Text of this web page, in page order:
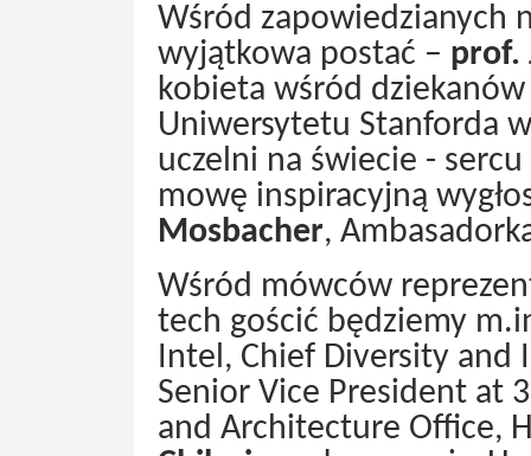
Wśród zapowiedzianych
wyjątkowa postać – prof.
kobieta wśród
Uniwersytetu Stanforda
uczelni na świecie -
mowę inspiracyjną
Mosbacher,
Wśród mówców
tech gościć będziemy
Intel, Chief Diversity and
Senior Vice President at
and Architecture Office,